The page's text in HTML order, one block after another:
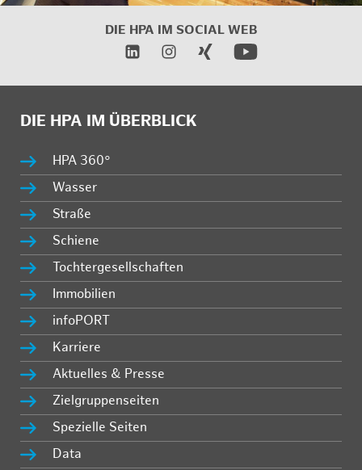
DIE HPA IM SOCIAL WEB
DIE HPA IM ÜBERBLICK
HPA 360°
Wasser
Straße
Schiene
Tochtergesellschaften
Immobilien
infoPORT
Karriere
Aktuelles & Presse
Zielgruppenseiten
Spezielle Seiten
Data